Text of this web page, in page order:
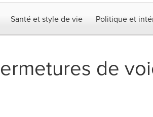
Santé et style de vie Politique et
de